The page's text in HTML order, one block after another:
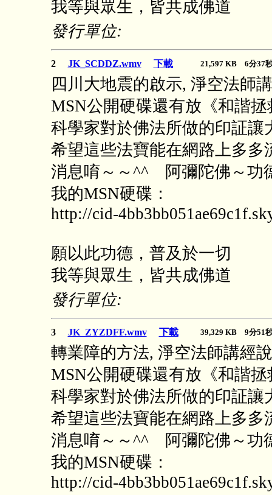
我等與眾生，皆共成佛道
發行單位:
2 JK_SCDDZ.wmv 下載 21,597 KB 6分
四川大地震的啟示, 淨空法師
MSN公開硬碟還有放《和諧
科學家對於佛法所做的印証讓
希望這些法寶能在網路上多
消息唷～～^^ 阿彌陀佛～功
我的MSN硬碟：
http://cid-
願以此功德，普及於一切
我等與眾生，皆共成佛道
發行單位:
3 JK_ZYZDFF.wmv 下載 39,329 KB 9分
轉業障的方法, 淨空法師講經
MSN公開硬碟還有放《和諧
科學家對於佛法所做的印証讓
希望這些法寶能在網路上多
消息唷～～^^ 阿彌陀佛～功
我的MSN硬碟：
http://cid-